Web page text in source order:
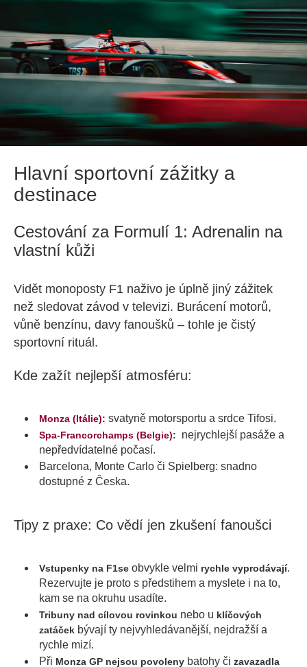
Hlavní sportovní zážitky a
destinace
Cestování za Formulí 1: Adrenalin na
vlastní kůži
Vidět monoposty F1 naživo je úplně jiný zážitek
než sledovat závod v televizi. Burácení motorů,
vůně benzínu, davy fanoušků – tohle je čistý
sportovní rituál.
Kde zažít nejlepší atmosféru:
Monza (Itálie): svatyně motorsportu a srdce Tifosi.
Spa-Francorchamps (Belgie):
nejrychlejší pasáže a
nepředvídatelné počasí.
Barcelona, Monte Carlo či Spielberg: snadno
dostupné z Česka.
Tipy z praxe: Co vědí jen zkušení fanoušci
Vstupenky na F1se obvykle velmi rychle vyprodávají.
Rezervujte je proto s předstihem a myslete i na to,
kam se na okruhu usadíte.
Tribuny nad cílovou rovinkou nebo u klíčových
zatáček bývají ty nejvyhledávanější, nejdražší a
rychle mizí.
Při Monza GP nejsou povoleny batohy či zavazadla